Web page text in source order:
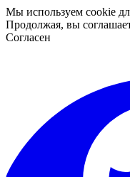
Мы используем cookie
Продолжая, вы
Согласен